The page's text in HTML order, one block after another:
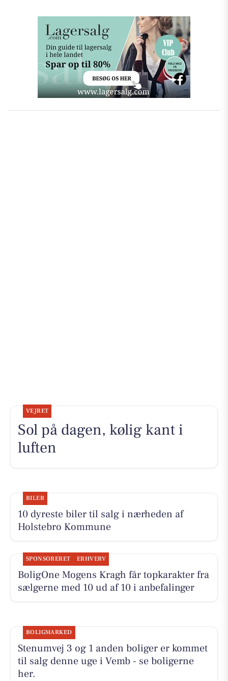
VEJRET
Sol på dagen, kølig kant i
luften
BILER
10 dyreste biler til salg i nærheden af
Holstebro Kommune
SPONSORERET ERHVERV
BoligOne Mogens Kragh får topkarakter fra
sælgerne med 10 ud af 10 i anbefalinger
BOLIGMARKED
Stenumvej 3 og 1 anden boliger er kommet
til salg denne uge i Vemb - se boligerne
her.